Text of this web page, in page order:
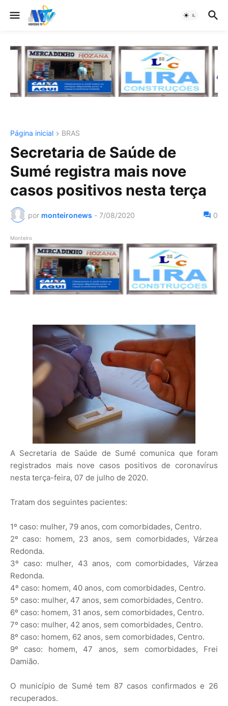
Página inicial BRAS
Secretaria de Saúde de
Sumé registra mais nove
casos positivos nesta terça
por monteironews - 7/08/2020 0
Monteiro
A Secretaria de Saúde de Sumé comunica que foram
registrados mais nove casos positivos de coronavírus
nesta terça-feira, 07 de julho de 2020.
Tratam dos seguintes pacientes:
1º caso: mulher, 79 anos, com comorbidades, Centro.
2º caso: homem, 23 anos, sem comorbidades, Várzea
Redonda.
3º caso: mulher, 43 anos, com comorbidades, Várzea
Redonda.
4º caso: homem, 40 anos, com comorbidades, Centro.
5º caso: mulher, 47 anos, sem comorbidades, Centro.
6º caso: homem, 31 anos, sem comorbidades, Centro.
7º caso: mulher, 42 anos, sem comorbidades, Centro.
8º caso: homem, 62 anos, sem comorbidades, Centro.
9º caso: homem, 47 anos, sem comorbidades, Frei
Damião.
O município de Sumé tem 87 casos confirmados e 26
recuperados.